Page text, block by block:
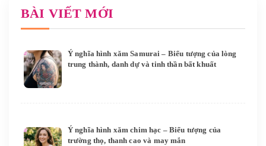
BÀI VIẾT MỚI
Ý nghĩa hình xăm Samurai – Biểu tượng của lòng
trung thành, danh dự và tinh thần bất khuất
Ý nghĩa hình xăm chim hạc – Biểu tượng của
trường thọ, thanh cao và may mắn